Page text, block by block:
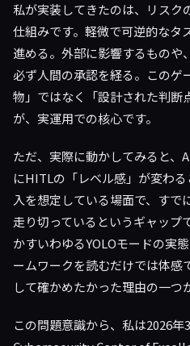
私が実装してきたのは、リスク
仕組みです。軽微で可逆的なタ
進める。外部に影響するものや
必ず人間の承認を経る。このゲ
物」ではなく「設計された判断
が、実運用での核心です。
ただ、実際に動かしてみると、
にHITLの「レベル感」が変わ
入を想定している場面で、すで
走り切っているというギャップ
かすいわゆるYOLOモードの実
ームワークを読むだけでは体感
して確かめたかった理由の一つ
この問題意識から、私は2026